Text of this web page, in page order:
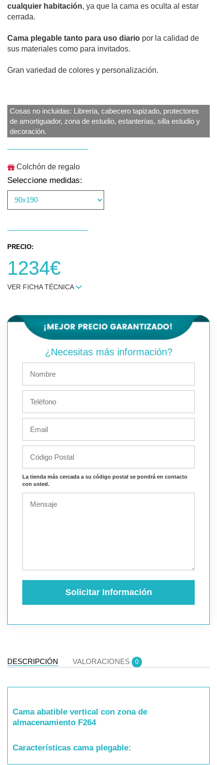
cualquier habitación, ya que la cama es oculta al estar
cerrada.
Cama plegable tanto para uso diario por la calidad de
sus materiales como para invitados.
Gran variedad de colores y personalización.
Cosas no incluidas: Librería, cabecero tapizado, protectores
de amortiguador, zona de estudio, estanterías, silla estudio y
decoración.
Colchón de regalo
Seleccione medidas:
PRECIO:
1234€
VER FICHA TÉCNICA
¿Necesitas más información?
La tienda más cercada a su código postal se pondrá en contacto
con usted.
Solicitar Información
DESCRIPCIÓN VALORACIONES 0
Cama abatible vertical con zona de
almacenamiento F264
Características cama plegable: